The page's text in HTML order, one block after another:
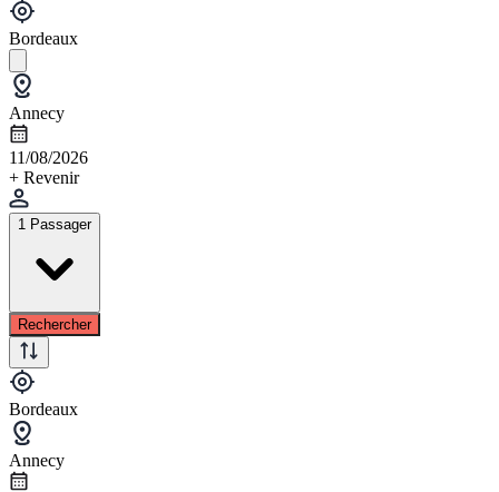
Bordeaux
Annecy
11/08/2026
+ Revenir
1 Passager
Rechercher
Bordeaux
Annecy